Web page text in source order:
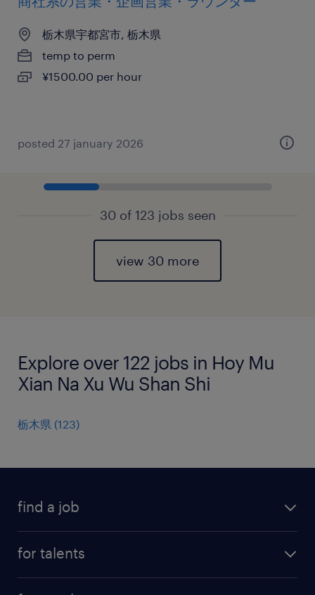
栃木県宇都宮市, 栃木県
temp to perm
¥1500.00 per hour
posted 27 january 2026
30 of 123 jobs seen
view 30 more
Explore over 122 jobs in Hoy Mu
Xian Na Xu Wu Shan Shi
栃木県 (123)
find a job
for talents